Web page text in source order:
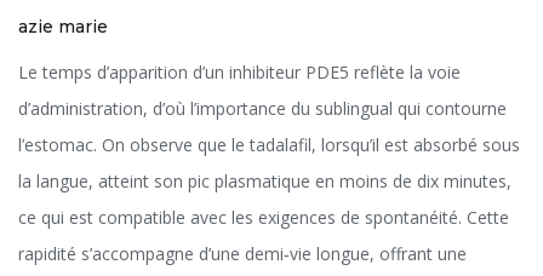
azie marie
Le temps d’apparition d’un inhibiteur PDE5 reflète la voie
d’administration, d’où l’importance du sublingual qui contourne
l’estomac. On observe que le tadalafil, lorsqu’il est absorbé sous
la langue, atteint son pic plasmatique en moins de dix minutes,
ce qui est compatible avec les exigences de spontanéité. Cette
rapidité s’accompagne d’une demi‑vie longue, offrant une